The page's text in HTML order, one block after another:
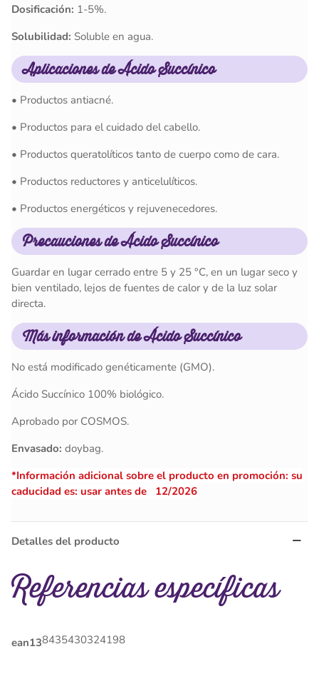
Dosificación: 1-5%.
Solubilidad: Soluble en agua.
Aplicaciones de Ácido Succínico
• Productos antiacné.
• Productos para el cuidado del cabello.
• Productos queratolíticos tanto de cuerpo como de cara.
• Productos reductores y anticelulíticos.
• Productos energéticos y rejuvenecedores.
Precauciones de Ácido Succínico
Guardar en lugar cerrado entre 5 y 25 °C, en un lugar seco y
bien ventilado, lejos de fuentes de calor y de la luz solar
directa.
Más información de Ácido Succínico
No está modificado genéticamente (GMO).
Ácido Succínico 100% biológico.
Aprobado por COSMOS.
Envasado: doybag.
*Información adicional sobre el producto en promoción: su
caducidad es: usar antes de 12/2026
Detalles del producto
Referencias específicas
ean138435430324198